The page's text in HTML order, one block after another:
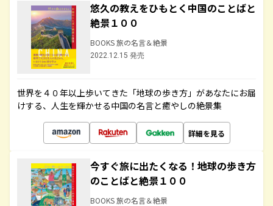
悠久の教えをひもとく中国のことばと
絶景１００
BOOKS 旅の名言＆絶景
2022.12.15 発売
世界を４０年以上歩いてきた「地球の歩き方」があなたにお届
けする、人生を輝かせる中国の名言と癒やしの絶景集
詳細を見る
今すぐ旅に出たくなる！地球の歩き方
のことばと絶景１００
BOOKS 旅の名言＆絶景